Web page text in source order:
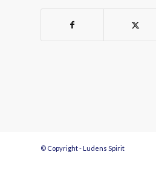
© Copyright - Ludens Spirit